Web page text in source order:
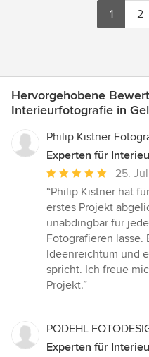
1 2
Hervorgehobene
Interieurfotografie in
Philip Kistner
Experten für
Durchschnittliche
Bewertung:
5
von
5
Sternen
25.
“Philip Kistner hat
erstes Projekt
unabdingbar für
Fotografieren lasse.
Ideenreichtum und
spricht. Ich freue
Projekt.”
PODEHL
Experten für